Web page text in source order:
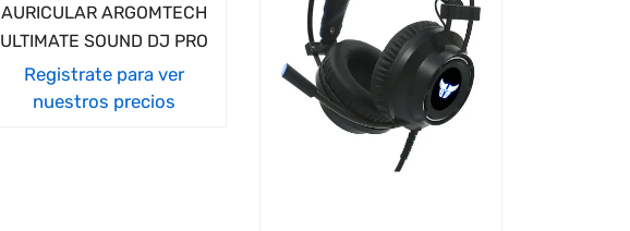
AURICULAR ARGOMTECH
ULTIMATE SOUND DJ PRO
Registrate para ver
nuestros precios